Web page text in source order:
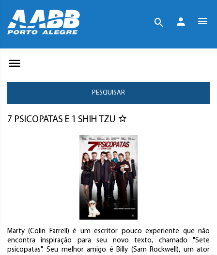
PESQUISAR
7 PSICOPATAS E 1 SHIH TZU
Marty (Colin Farrell) é um escritor pouco experiente que não
encontra inspiração para seu novo texto, chamado "Sete
psicopatas". Seu melhor amigo é Billy (Sam Rockwell), um ator